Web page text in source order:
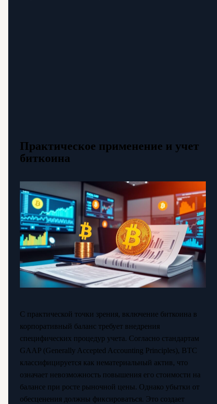
Практическое применение и учет
биткоина
С практической точки зрения, включение биткоина в
корпоративный баланс требует внедрения
специфических процедур учета. Согласно стандартам
GAAP (Generally Accepted Accounting Principles), BTC
классифицируется как нематериальный актив, что
означает невозможность повышения его стоимости на
балансе при росте рыночной цены. Однако убытки от
обесценения должны фиксироваться. Это создает